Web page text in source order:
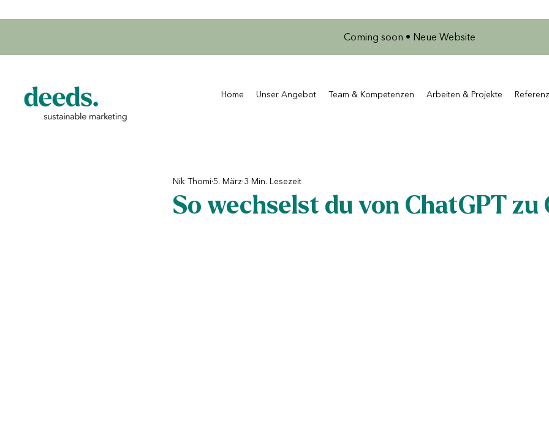
Coming soon • Neue Website
Home Unser Angebot Team & Kompetenzen Arbeiten & Projekte
So wechselst du von ChatGPT zu
Nik Thomi 5. März 3 Min. Lesezeit